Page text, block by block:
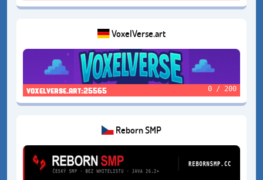
VoxelVerse.art
voxelverse.art:25565 0 / 200
Reborn SMP